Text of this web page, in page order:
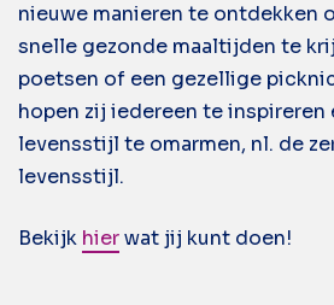
nieuwe manieren te ontdekken
snelle gezonde maaltijden te
poetsen of een gezellige
hopen zij iedereen te inspireren
levensstijl te omarmen, nl. de
levensstijl.
Bekijk hierwat jij kunt doen!